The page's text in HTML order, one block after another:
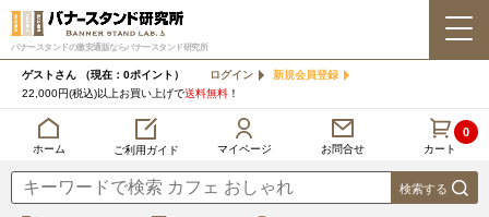
バナースタンドの激安通販ならバナースタンド研究所
ゲストさん （現在：0ポイント） ログイン
新規会員登録
22,000円(税込)以上お買い上げで送料無料 ！
ホーム ご利用ガイド マイページ お問合せ カート
0